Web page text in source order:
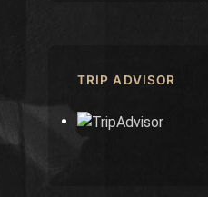
TRIP ADVISOR